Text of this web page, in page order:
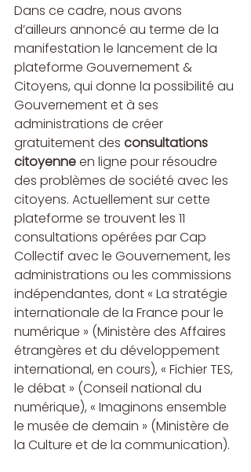
Dans ce cadre, nous avons
d’ailleurs annoncé au terme de la
manifestation le lancement de la
plateforme Gouvernement &
Citoyens, qui donne la possibilité au
Gouvernement et à ses
administrations de créer
gratuitement des consultations
citoyenne en ligne pour résoudre
des problèmes de société avec les
citoyens. Actuellement sur cette
plateforme se trouvent les 11
consultations opérées par Cap
Collectif avec le Gouvernement, les
administrations ou les commissions
indépendantes, dont « La stratégie
internationale de la France pour le
numérique » (Ministère des Affaires
étrangères et du développement
international, en cours), « Fichier TES,
le débat » (Conseil national du
numérique), « Imaginons ensemble
le musée de demain » (Ministère de
la Culture et de la communication).